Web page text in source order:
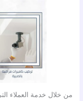
من خلال خدمة العملاء